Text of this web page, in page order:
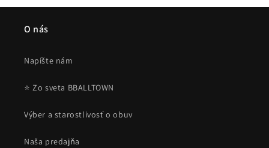
O nás
Napíšte nám
⭐ Zo sveta BBALLTOWN
Výber a starostlivosť o obuv
Naša predajňa